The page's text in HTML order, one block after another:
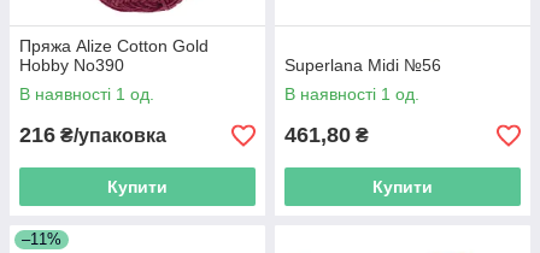
Пряжа Alize Cotton Gold
Hobby No390
В наявності 1 од.
216 ₴/упаковка
Купити
Superlana Midi №56
В наявності 1 од.
461,80 ₴
Купити
–11%